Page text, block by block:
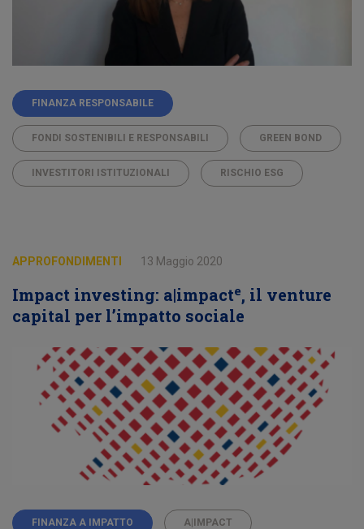
FINANZA RESPONSABILE
FONDI SOSTENIBILI E RESPONSABILI GREEN BOND
INVESTITORI ISTITUZIONALI RISCHIO ESG
APPROFONDIMENTI 13 Maggio 2020
Impact investing: a|impacte, il venture
capital per l’impatto sociale
FINANZA A IMPATTO A|IMPACT